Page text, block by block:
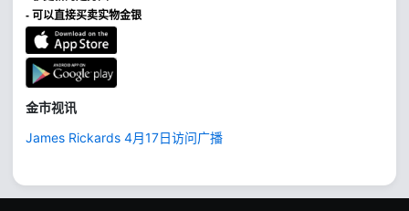
- 可以直接买卖实物金银
金市视讯
James Rickards 4月17日访问广播